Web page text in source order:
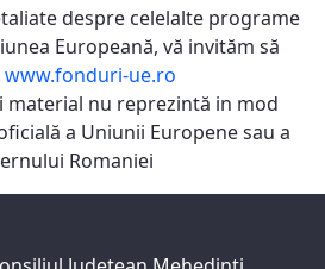
despre celelalte programe
Europeană, vă invităm să
www.fonduri-ue.ro
material nu reprezintă in mod
a Uniunii Europene sau a
Romaniei